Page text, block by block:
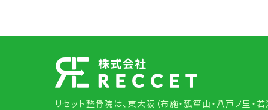
リセット整骨院は、東大阪（布施・瓢箪山・八戸ノ里